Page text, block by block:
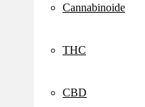
Cannabinoide
THC
CBD